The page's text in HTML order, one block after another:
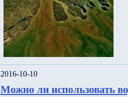
2016-10-10
Можно ли использовать